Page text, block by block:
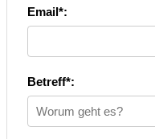
Email*:
Betreff*: